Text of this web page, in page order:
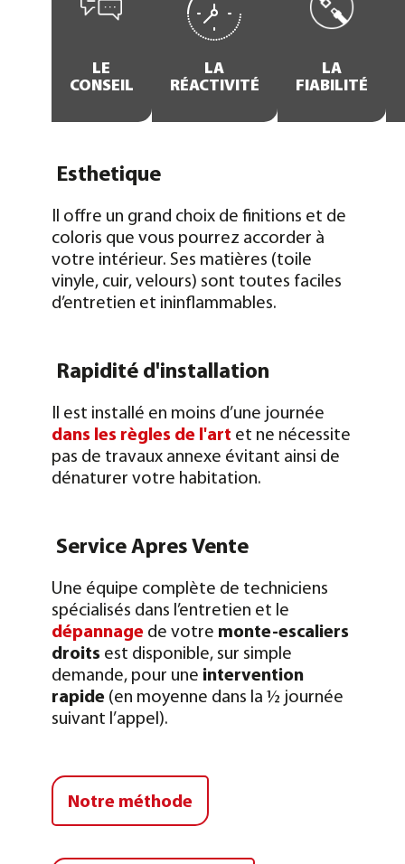
LE
CONSEIL
LA
RÉACTIVITÉ
LA
FIABILITÉ
Esthetique
Il offre un grand choix de finitions et de
coloris que vous pourrez accorder à
votre intérieur. Ses matières (toile
vinyle, cuir, velours) sont toutes faciles
d’entretien et ininflammables.
Rapidité d'installation
Il est installé en moins d’une journée
dans les règles de l'art et ne nécessite
pas de travaux annexe évitant ainsi de
dénaturer votre habitation.
Service Apres Vente
Une équipe complète de techniciens
spécialisés dans l’entretien et le
dépannagede votre monte-escaliers
droits est disponible, sur simple
demande, pour une intervention
rapide(en moyenne dans la 1⁄2 journée
suivant l’appel).
Notre méthode